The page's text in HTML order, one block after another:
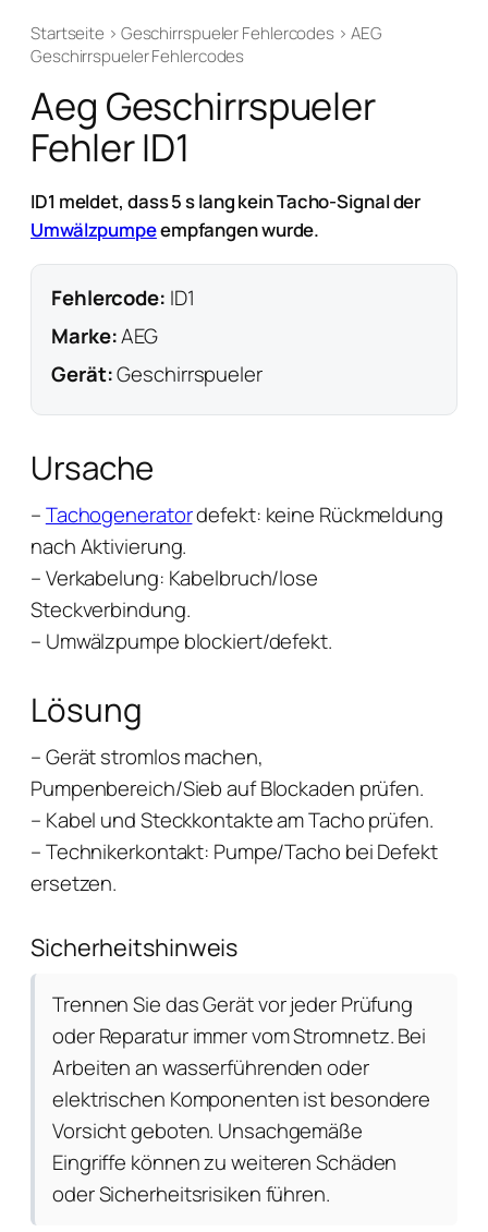
Startseite › Geschirrspueler Fehlercodes › AEG
Geschirrspueler Fehlercodes
Aeg Geschirrspueler
Fehler ID1
ID1 meldet, dass 5 s lang kein Tacho-Signal der
Umwälzpumpeempfangen wurde.
Fehlercode: ID1
Marke:AEG
Gerät:Geschirrspueler
Ursache
–Tachogeneratordefekt: keine Rückmeldung
nach Aktivierung.
– Verkabelung: Kabelbruch/lose
Steckverbindung.
– Umwälzpumpe blockiert/defekt.
Lösung
– Gerät stromlos machen,
Pumpenbereich/Sieb auf Blockaden prüfen.
– Kabel und Steckkontakte am Tacho prüfen.
– Technikerkontakt: Pumpe/Tacho bei Defekt
ersetzen.
Sicherheitshinweis
Trennen Sie das Gerät vor jeder Prüfung
oder Reparatur immer vom Stromnetz. Bei
Arbeiten an wasserführenden oder
elektrischen Komponenten ist besondere
Vorsicht geboten. Unsachgemäße
Eingriffe können zu weiteren Schäden
oder Sicherheitsrisiken führen.